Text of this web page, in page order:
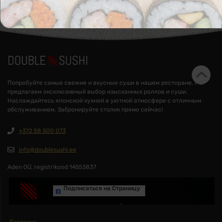
Попробуйте самые свежие и вкусные суши в нашем ресторане. Мы
предлагаем эксклюзивный выбор изысканных роллов и суши.
Наслаждайтесь японской кухней в уютной атмосфере с отличным
обслуживанием. Забронируйте столик прямо сейчас!
+372 58 500 073
info@doublesushi.ee
Aden OÜ, registrikood 14553837
Подписаться на Cтраницу